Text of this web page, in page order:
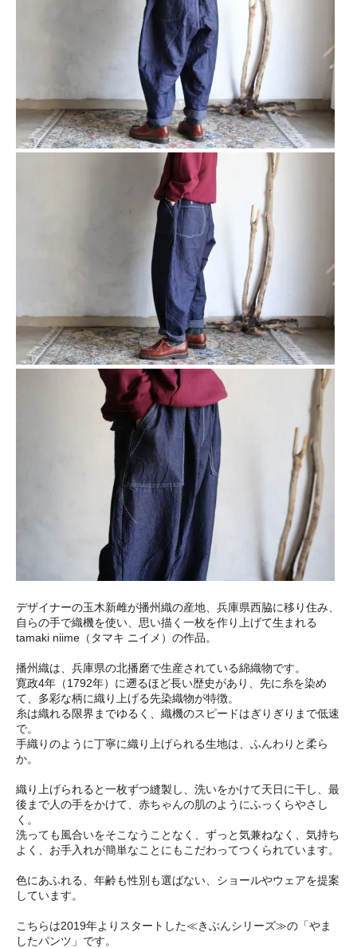
デザイナーの玉木新雌が播州織の産地、兵庫県西脇に移り住み、
自らの手で織機を使い、思い描く一枚を作り上げて生まれる
tamaki niime（タマキ ニイメ）の作品。
播州織は、兵庫県の北播磨で生産されている綿織物です。
寛政4年（1792年）に遡るほど長い歴史があり、先に糸を染め
て、多彩な柄に織り上げる先染織物が特徴。
糸は織れる限界までゆるく、織機のスピードはぎりぎりまで低速
で。
手織りのように丁寧に織り上げられる生地は、ふんわりと柔ら
か。
織り上げられると一枚ずつ縫製し、洗いをかけて天日に干し、最
後まで人の手をかけて、赤ちゃんの肌のようにふっくらやさし
く。
洗っても風合いをそこなうことなく、ずっと気兼ねなく、気持ち
よく、お手入れが簡単なことにもこだわってつくられています。
色にあふれる、年齢も性別も選ばない、ショールやウェアを提案
しています。
こちらは2019年よりスタートした≪きぶんシリーズ≫の「やま
したパンツ」です。